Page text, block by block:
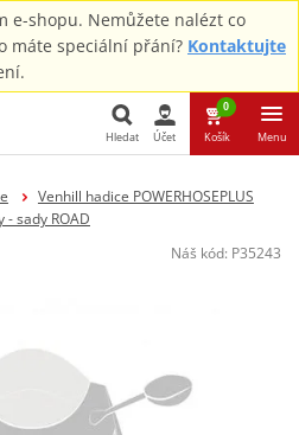
e-shopu. Nemůžete nalézt co
máte speciální přání? Kontaktujte
Hledat
Hledat Účet
0
Košík Menu
Venhill hadice POWERHOSEPLUS
- sady ROAD
Náš kód: P35243